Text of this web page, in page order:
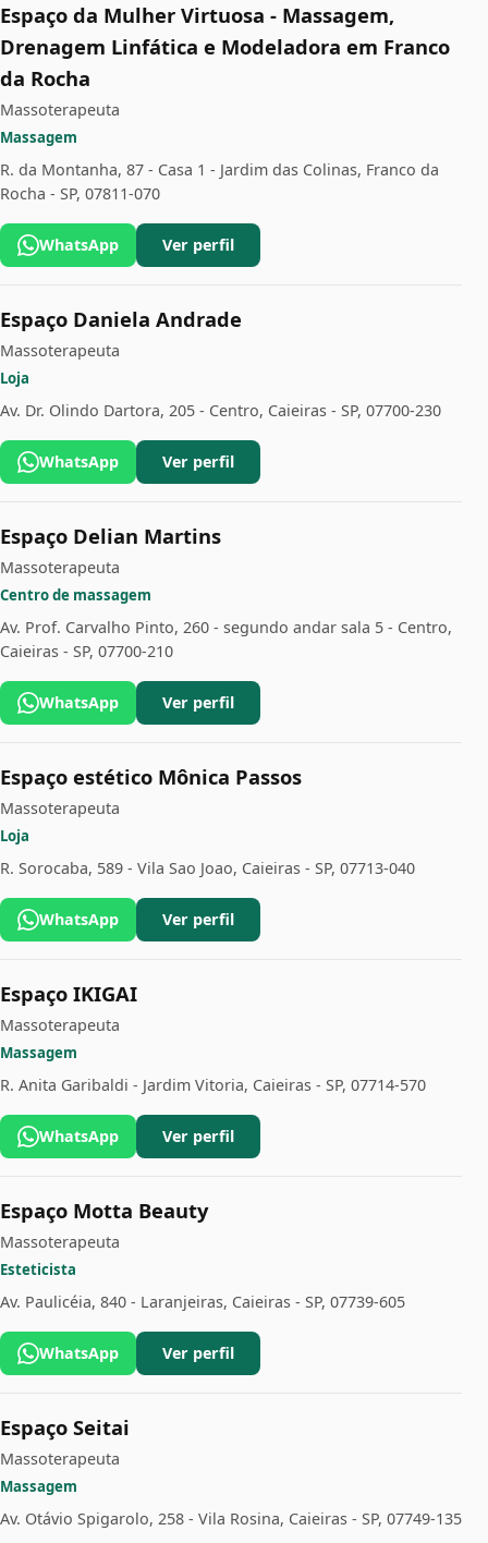
Espaço da Mulher Virtuosa - Massagem,
Drenagem Linfática e Modeladora em Franco
da Rocha
Massoterapeuta
Massagem
R. da Montanha, 87 - Casa 1 - Jardim das Colinas, Franco da
Rocha - SP, 07811-070
WhatsApp Ver perfil
Espaço Daniela Andrade
Massoterapeuta
Loja
Av. Dr. Olindo Dartora, 205 - Centro, Caieiras - SP, 07700-230
WhatsApp Ver perfil
Espaço Delian Martins
Massoterapeuta
Centro de massagem
Av. Prof. Carvalho Pinto, 260 - segundo andar sala 5 - Centro,
Caieiras - SP, 07700-210
WhatsApp Ver perfil
Espaço estético Mônica Passos
Massoterapeuta
Loja
R. Sorocaba, 589 - Vila Sao Joao, Caieiras - SP, 07713-040
WhatsApp Ver perfil
Espaço IKIGAI
Massoterapeuta
Massagem
R. Anita Garibaldi - Jardim Vitoria, Caieiras - SP, 07714-570
WhatsApp Ver perfil
Espaço Motta Beauty
Massoterapeuta
Esteticista
Av. Paulicéia, 840 - Laranjeiras, Caieiras - SP, 07739-605
WhatsApp Ver perfil
Espaço Seitai
Massoterapeuta
Massagem
Av. Otávio Spigarolo, 258 - Vila Rosina, Caieiras - SP, 07749-135